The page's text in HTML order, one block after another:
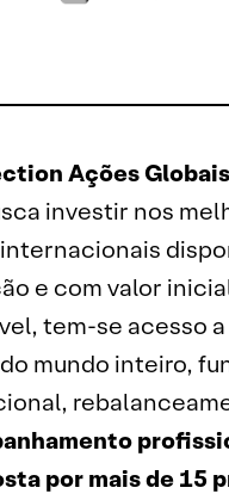
Ações Globais
investir nos
e com valor
tem-se acesso
mundo inteiro,
por mais de 15